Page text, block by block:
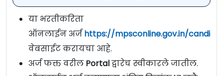
या भरतीकरिता
ऑनलाईन अर्जhttps://mpsconline.gov.in/
वेबसाईट करायचा आहे.
अर्ज फक्त वरील Portalद्वारेच स्वीकारले जातील.